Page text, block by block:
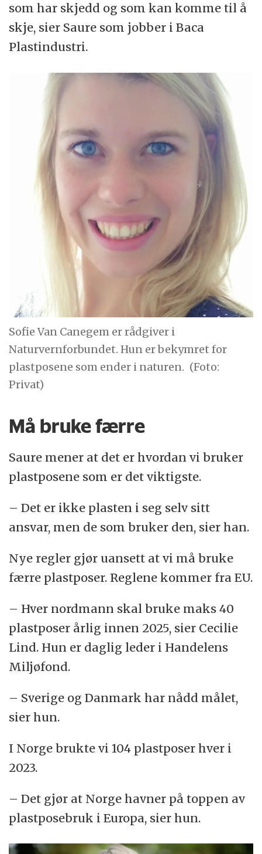
som har skjedd og som kan komme til å
skje, sier Saure som jobber i Baca
Plastindustri.
Sofie Van Canegem er rådgiver i
Naturvernforbundet. Hun er bekymret for
plastposene som ender i naturen. (Foto:
Privat)
Må bruke færre
Saure mener at det er hvordan vi bruker
plastposene som er det viktigste.
– Det er ikke plasten i seg selv sitt
ansvar, men de som bruker den, sier han.
Nye regler gjør uansett at vi må bruke
færre plastposer. Reglene kommer fra EU.
– Hver nordmann skal bruke maks 40
plastposer årlig innen 2025, sier Cecilie
Lind. Hun er daglig leder i Handelens
Miljøfond.
– Sverige og Danmark har nådd målet,
sier hun.
I Norge brukte vi 104 plastposer hver i
2023.
– Det gjør at Norge havner på toppen av
plastposebruk i Europa, sier hun.